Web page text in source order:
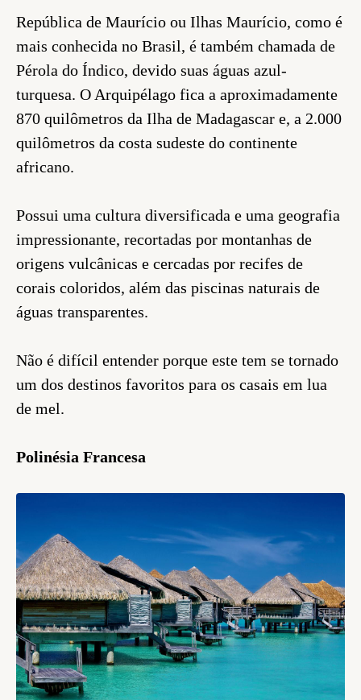
República de Maurício ou Ilhas Maurício, como é
mais conhecida no Brasil, é também chamada de
Pérola do Índico, devido suas águas azul-
turquesa. O Arquipélago fica a aproximadamente
870 quilômetros da Ilha de Madagascar e, a 2.000
quilômetros da costa sudeste do continente
africano.
Possui uma cultura diversificada e uma geografia
impressionante, recortadas por montanhas de
origens vulcânicas e cercadas por recifes de
corais coloridos, além das piscinas naturais de
águas transparentes.
Não é difícil entender porque este tem se tornado
um dos destinos favoritos para os casais em lua
de mel.
Polinésia Francesa